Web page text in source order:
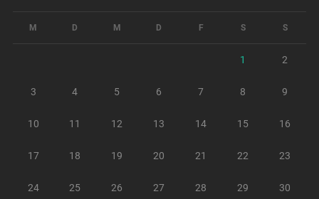
M D M D F S S
1 2
3 4 5 6 7 8 9
10 11 12 13 14 15 16
17 18 19 20 21 22 23
24 25 26 27 28 29 30